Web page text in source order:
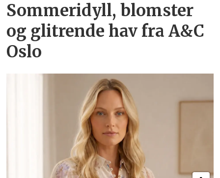
Sommeridyll, blomster
og glitrende hav fra A&C
Oslo